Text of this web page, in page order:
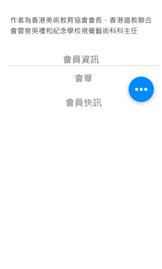
Next
作者為香港美術教育協會會長、香港道教聯合
會雲泉吳禮和紀念學校視覺藝術科科主任
會員資訊
會章
會員快訊